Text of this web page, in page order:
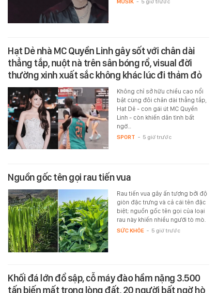
MUSIK - 5 giờ trước
Hạt Dẻ nhà MC Quyền Linh gây sốt với chân dài
thẳng tắp, nuột nà trên sân bóng rổ, visual đời
thường xinh xuất sắc không khác lúc đi thảm đỏ
Không chỉ sở hữu chiều cao nổi
bật cùng đôi chân dài thẳng tắp,
Hạt Dẻ - con gái út MC Quyền
Linh - còn khiến dân tình bất
ngờ…
SPORT - 5 giờ trước
Nguồn gốc tên gọi rau tiến vua
Rau tiến vua gây ấn tượng bởi độ
giòn đặc trưng và cả cái tên đặc
biệt; nguồn gốc tên gọi của loại
rau này khiến nhiều người tò mò.
SỨC KHỎE - 5 giờ trước
Khối đá lớn đổ sập, cỗ máy đào hầm nặng 3.500
tấn biến mất trong lòng đất, 20 người bất ngờ hò